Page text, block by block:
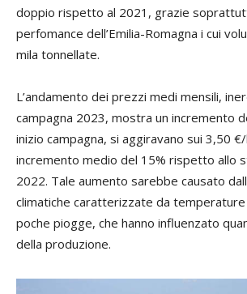
doppio rispetto al 2021, grazie
perfomance dell’Emilia-Romagna i cui
mila tonnellate.
L’andamento dei prezzi medi mensili,
campagna 2023, mostra un incremento
inizio campagna, si aggiravano sui 3,50
incremento medio del 15% rispetto allo
2022. Tale aumento sarebbe causato
climatiche caratterizzate da
poche piogge, che hanno influenzato
della produzione.